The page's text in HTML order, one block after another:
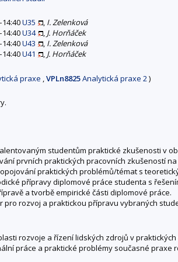
U35 , I. Zelenková
U34 , J. Horňáček
U43 , I. Zelenková
U41 , J. Horňáček
praxe ,VPLn8825Analytická praxe 2)
studentům praktické zkušenosti v
prvních praktických pracovních zkušeností
praktických problémů/témat s
přípravy diplomové práce studenta s
a tvorbě empirické části diplomové práce.
rozvoj a praktickou přípravu vybraných
rozvoje a řízení lidských zdrojů v praktických
práce a praktické problémy současné